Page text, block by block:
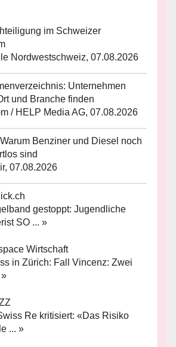
im Schweizer
Nordwestschweiz, 07.08.2026
Unternehmen
und Branche finden
/ HELP Media AG, 07.08.2026
Benziner und Diesel noch
sind
07.08.2026
gestoppt: Jugendliche
SO ... »
in Zürich: Fall Vincenz: Zwei
Re kritisiert: «Das Risiko
... »